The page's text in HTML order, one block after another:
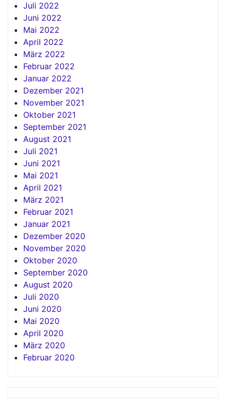
Juli 2022
Juni 2022
Mai 2022
April 2022
März 2022
Februar 2022
Januar 2022
Dezember 2021
November 2021
Oktober 2021
September 2021
August 2021
Juli 2021
Juni 2021
Mai 2021
April 2021
März 2021
Februar 2021
Januar 2021
Dezember 2020
November 2020
Oktober 2020
September 2020
August 2020
Juli 2020
Juni 2020
Mai 2020
April 2020
März 2020
Februar 2020